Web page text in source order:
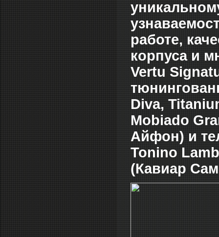
работе,
корпуса и
Vertu
Diva,
Mobiado
Айфон) и
Tonino
(Кавиар